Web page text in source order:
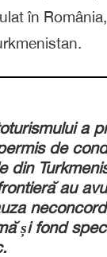
în
a
de
din
au
și fond